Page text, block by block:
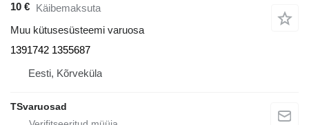
10 € Käibemaksuta
Muu kütusesüsteemi varuosa
1391742 1355687
Eesti, Kõrveküla
TSvaruosad